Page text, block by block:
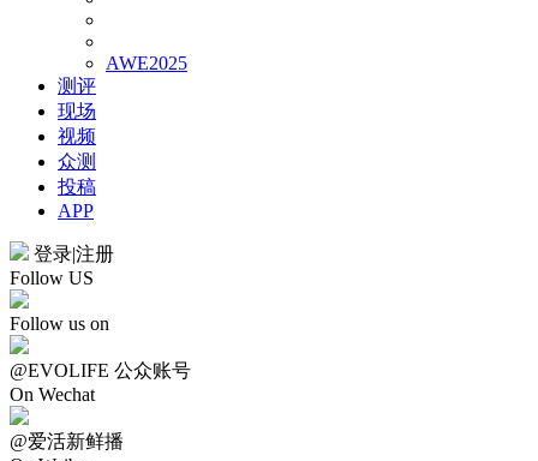
AWE2025
测评
现场
视频
众测
投稿
APP
登录|注册
Follow US
Follow us on
@EVOLIFE 公众账号
On Wechat
@爱活新鲜播